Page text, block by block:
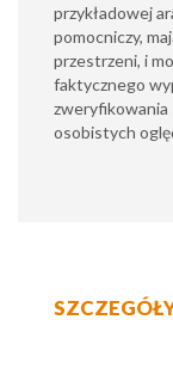
przykładowej
pomocniczy,
przestrzeni, i
faktycznego
zweryfikowania
osobistych